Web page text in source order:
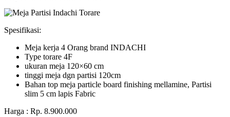
Spesifikasi:
Meja kerja 4 Orang brand INDACHI
Type torare 4F
ukuran meja 120×60 cm
tinggi meja dgn partisi 120cm
Bahan top meja particle board finishing mellamine, Partisi
slim 5 cm lapis Fabric
Harga : Rp. 8.900.000